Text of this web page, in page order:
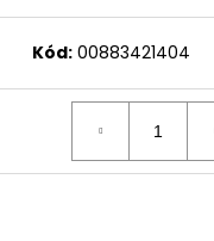
Kód: 00883421404
430V NERA